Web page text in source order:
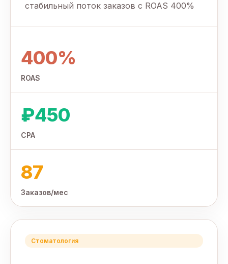
стабильный поток заказов с ROAS 400%
400%
ROAS
₽450
CPA
87
Заказов/мес
Стоматология